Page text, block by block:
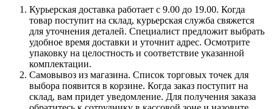
Курьерская доставка работает с 9.00 до 19.00. Когда
товар поступит на склад, курьерская служба свяжется
для уточнения деталей. Специалист предложит выбрать
удобное время доставки и уточнит адрес. Осмотрите
упаковку на целостность и соответствие указанной
комплектации.
Самовывоз из магазина. Список торговых точек для
выбора появится в корзине. Когда заказ поступит на
склад, вам придет уведомление. Для получения заказа